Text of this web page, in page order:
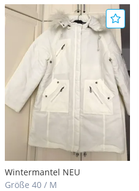
Wintermantel NEU
Größe 40 / M